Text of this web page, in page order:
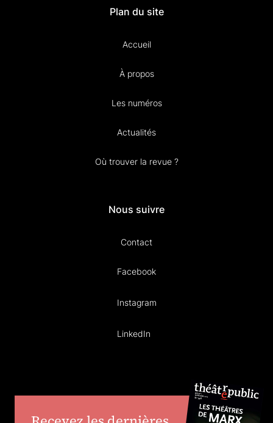
Plan du site
Accueil
À propos
Les numéros
Actualités
Où trouver la revue ?
Nous suivre
Contact
Facebook
Instagram
LinkedIn